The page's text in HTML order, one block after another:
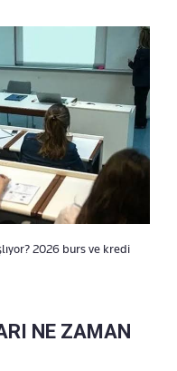
2026 burs ve kredi
NE ZAMAN